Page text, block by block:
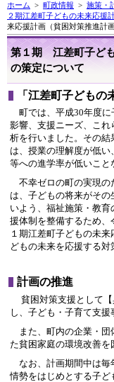
ホーム > 町政情報 > 施策・
２期江差町子どもの未来応援
来応援計画（貧困対策推進計
第１期 江差町子ど
の策定について
「江差町子どもの
町では、平成30年度に
影響、支援ニーズ、こ
析を行いました。その
は、授業の理解度が低
等への進学率が低いこと
不幸ゼロの町の実現の
は、子どもの将来がそ
いよう、福祉施策・教
援体制を整備するため
１期江差町子どもの未
どもの未来を応援する対
計画の推進
貧困対策支援として
し、子ども・子育て支援
また、町内の企業・団
た貧困家庭の環境改善を
なお、計画期間中は毎
情勢をはじめとする子ど